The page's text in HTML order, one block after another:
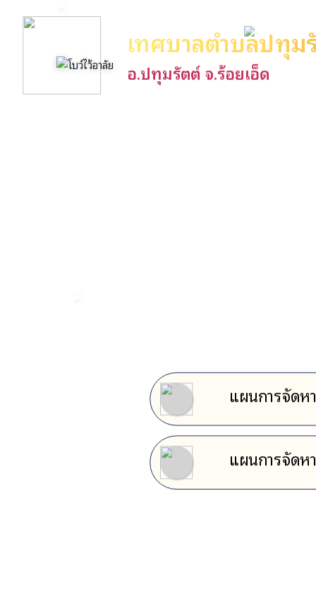
เทศบาลตำบลปทุม
อ.ปทุมรัตต์ จ.ร้อยเอ็ด
แผนการจัด
แผนการจัด